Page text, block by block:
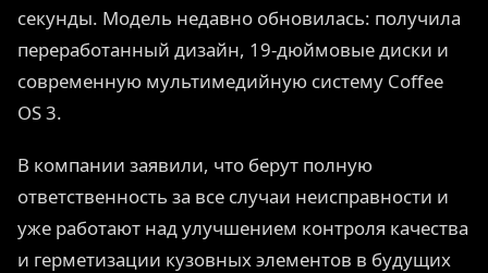
секунды. Модель недавно обновилась: получила
переработанный дизайн, 19-дюймовые диски и
современную мультимедийную систему Coffee
OS 3.
В компании заявили, что берут полную
ответственность за все случаи неисправности и
уже работают над улучшением контроля качества
и герметизации кузовных элементов в будущих